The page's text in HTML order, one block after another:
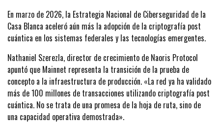
En marzo de 2026, la Estrategia Nacional de Ciberseguridad de la
Casa Blanca aceleró aún más la adopción de la criptografía post
cuántica en los sistemas federales y las tecnologías emergentes.
Nathaniel Szerezla, director de crecimiento de Naoris Protocol
apuntó que Mainnet representa la transición de la prueba de
concepto a la infraestructura de producción. «La red ya ha validado
más de 100 millones de transacciones utilizando criptografía post
cuántica. No se trata de una promesa de la hoja de ruta, sino de
una capacidad operativa demostrada».